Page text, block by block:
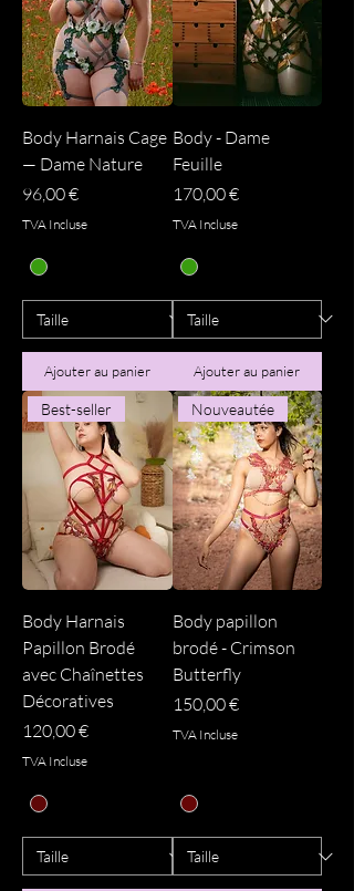
Body Harnais Cage
— Dame Nature
Prix
96,00 €
TVA Incluse
Ajouter au panier
Body - Dame
Feuille
Prix
170,00 €
TVA Incluse
Ajouter au panier
Best-seller
Body Harnais
Papillon Brodé
avec Chaînettes
Décoratives
Prix
120,00 €
TVA Incluse
Nouveautée
Body papillon
brodé - Crimson
Butterfly
Prix
150,00 €
TVA Incluse